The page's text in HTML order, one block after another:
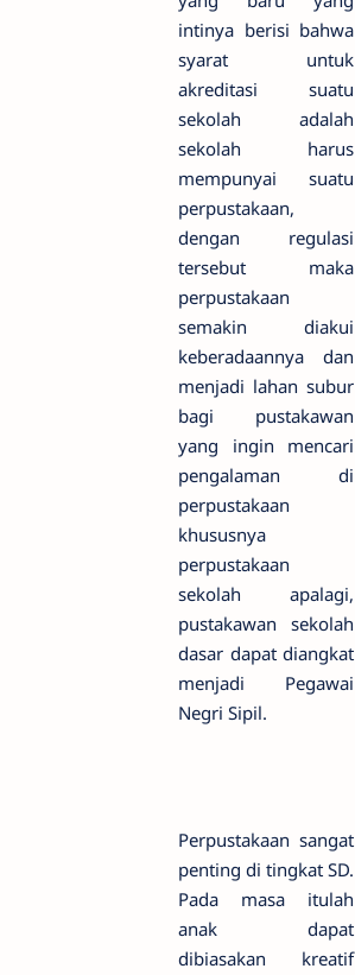
intinya berisi bahwa
syarat untuk
akreditasi suatu
sekolah adalah
sekolah harus
mempunyai suatu
perpustakaan,
dengan regulasi
tersebut maka
perpustakaan
semakin diakui
keberadaannya dan
menjadi lahan subur
bagi pustakawan
yang ingin mencari
pengalaman di
perpustakaan
khususnya
perpustakaan
sekolah apalagi,
pustakawan sekolah
dasar dapat diangkat
menjadi Pegawai
Negri Sipil.
Perpustakaan sangat
penting di tingkat SD.
Pada masa itulah
anak dapat
dibiasakan kreatif